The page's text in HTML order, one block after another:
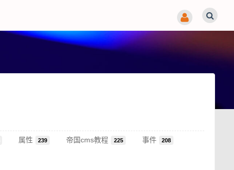
属性 239 帝国cms教程 225 事件 208